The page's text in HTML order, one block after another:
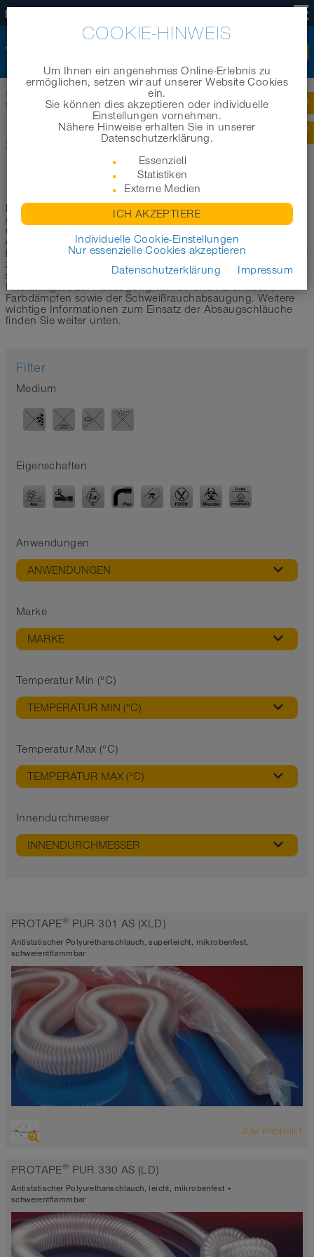
Startseite Branchenbereiche |
Schläuche für die Staub- und Rauchabsaugung
SCHLÄUCHE FÜR DIE STAUB- UND
RAUCHABSAUGUNG
In diesem Bereich möchten wir Sie bei der Auswahl des
geeigneten Schlauchs für die Staub- und Rauchabsaugung
unterstützen. Im Folgenden haben wir eine erste Auswahl
der geeigneten Schläuche zur Absaugung von Stäuben,
Dämpfen und Rauch aus unserem Schlauchsortiment für Sie
zusammengestellt. Die hier aufgeführten Produkte eignen
sich unter anderem zur Verwendung in Absauganlagen,
Filteranlagen, zur Absaugung von Öl- und Farbnebeln,
Farbdämpfen sowie der Schweißrauchabsaugung. Weitere
wichtige Informationen zum Einsatz der Absaugschläuche
finden Sie weiter unten.
Filter
Medium
Eigenschaften
Anwendungen
ANWENDUNGEN
Marke
MARKE
Temperatur Min (°C)
TEMPERATUR MIN (°C)
Temperatur Max (°C)
TEMPERATUR MAX (°C)
Innendurchmesser
INNENDURCHMESSER
PROTAPE® PUR 301 AS (XLD)
Antistatischer Polyurethanschlauch, superleicht, mikrobenfest,
schwerentflammbar
abriebfester Saugschlauch + Druckschlauch, Mehrzweckschlauch +
antistatisch < 10⁹
Wandstärke 0,4mm
-40°C bis 90°C (125°C)
ZUM PRODUKT
PROTAPE® PUR 330 AS (LD)
Antistatischer Polyurethanschlauch, leicht, mikrobenfest +
schwerentflammbar
COOKIE-HINWEIS
Um Ihnen ein angenehmes Online-Erlebnis zu
ermöglichen, setzen wir auf unserer Website Cookies
ein.
Sie können dies akzeptieren oder individuelle
Einstellungen vornehmen.
Nähere Hinweise erhalten Sie in unserer
Datenschutzerklärung.
Essenziell
Statistiken
Externe Medien
ICH AKZEPTIERE
Individuelle Cookie-Einstellungen
Nur essenzielle Cookies akzeptieren
Datenschutzerklärung
Impressum